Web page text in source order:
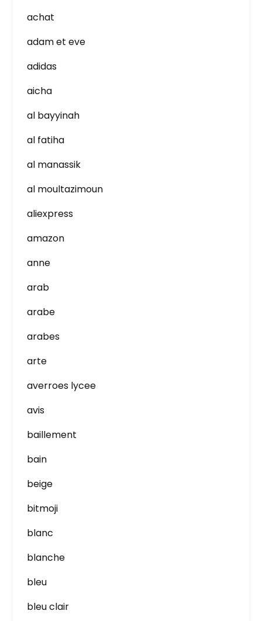
achat
adam et eve
adidas
aicha
al bayyinah
al fatiha
al manassik
al moultazimoun
aliexpress
amazon
anne
arab
arabe
arabes
arte
averroes lycee
avis
baillement
bain
beige
bitmoji
blanc
blanche
bleu
bleu clair